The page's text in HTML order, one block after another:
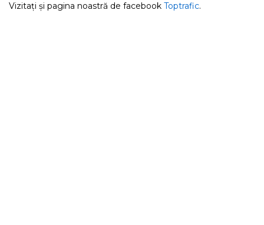
Vizitați și pagina noastră de facebook Toptrafic.